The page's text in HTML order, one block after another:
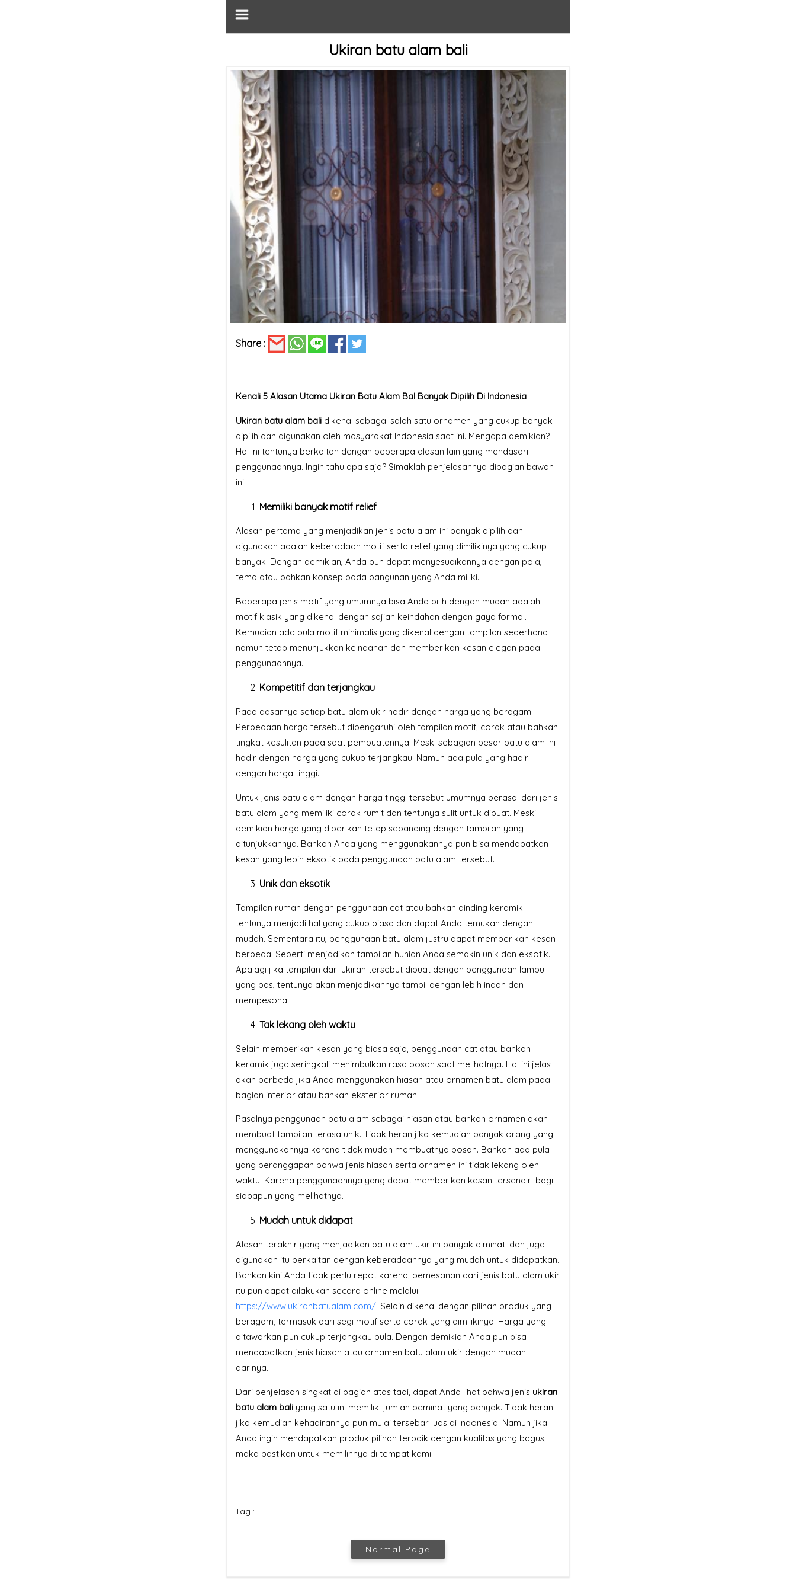
Ukiran batu alam bali
Share :
Kenali 5 Alasan Utama Ukiran Batu Alam Bal Banyak Dipilih Di Indonesia
Ukiran batu alam bali dikenal sebagai salah satu ornamen yang cukup banyak
dipilih dan digunakan oleh masyarakat Indonesia saat ini. Mengapa demikian?
Hal ini tentunya berkaitan dengan beberapa alasan lain yang mendasari
penggunaannya. Ingin tahu apa saja? Simaklah penjelasannya dibagian bawah
ini.
Memiliki banyak motif relief
Alasan pertama yang menjadikan jenis batu alam ini banyak dipilih dan
digunakan adalah keberadaan motif serta relief yang dimilikinya yang cukup
banyak. Dengan demikian, Anda pun dapat menyesuaikannya dengan pola,
tema atau bahkan konsep pada bangunan yang Anda miliki.
Beberapa jenis motif yang umumnya bisa Anda pilih dengan mudah adalah
motif klasik yang dikenal dengan sajian keindahan dengan gaya formal.
Kemudian ada pula motif minimalis yang dikenal dengan tampilan sederhana
namun tetap menunjukkan keindahan dan memberikan kesan elegan pada
penggunaannya.
Kompetitif dan terjangkau
Pada dasarnya setiap batu alam ukir hadir dengan harga yang beragam.
Perbedaan harga tersebut dipengaruhi oleh tampilan motif, corak atau bahkan
tingkat kesulitan pada saat pembuatannya. Meski sebagian besar batu alam ini
hadir dengan harga yang cukup terjangkau. Namun ada pula yang hadir
dengan harga tinggi.
Untuk jenis batu alam dengan harga tinggi tersebut umumnya berasal dari jenis
batu alam yang memiliki corak rumit dan tentunya sulit untuk dibuat. Meski
demikian harga yang diberikan tetap sebanding dengan tampilan yang
ditunjukkannya. Bahkan Anda yang menggunakannya pun bisa mendapatkan
kesan yang lebih eksotik pada penggunaan batu alam tersebut.
Unik dan eksotik
Tampilan rumah dengan penggunaan cat atau bahkan dinding keramik
tentunya menjadi hal yang cukup biasa dan dapat Anda temukan dengan
mudah. Sementara itu, penggunaan batu alam justru dapat memberikan kesan
berbeda. Seperti menjadikan tampilan hunian Anda semakin unik dan eksotik.
Apalagi jika tampilan dari ukiran tersebut dibuat dengan penggunaan lampu
yang pas, tentunya akan menjadikannya tampil dengan lebih indah dan
mempesona.
Tak lekang oleh waktu
Selain memberikan kesan yang biasa saja, penggunaan cat atau bahkan
keramik juga seringkali menimbulkan rasa bosan saat melihatnya. Hal ini jelas
akan berbeda jika Anda menggunakan hiasan atau ornamen batu alam pada
bagian interior atau bahkan eksterior rumah.
Pasalnya penggunaan batu alam sebagai hiasan atau bahkan ornamen akan
membuat tampilan terasa unik. Tidak heran jika kemudian banyak orang yang
menggunakannya karena tidak mudah membuatnya bosan. Bahkan ada pula
yang beranggapan bahwa jenis hiasan serta ornamen ini tidak lekang oleh
waktu. Karena penggunaannya yang dapat memberikan kesan tersendiri bagi
siapapun yang melihatnya.
Mudah untuk didapat
Alasan terakhir yang menjadikan batu alam ukir ini banyak diminati dan juga
digunakan itu berkaitan dengan keberadaannya yang mudah untuk didapatkan.
Bahkan kini Anda tidak perlu repot karena, pemesanan dari jenis batu alam ukir
itu pun dapat dilakukan secara online melalui
https://www.ukiranbatualam.com/. Selain dikenal dengan pilihan produk yang
beragam, termasuk dari segi motif serta corak yang dimilikinya. Harga yang
ditawarkan pun cukup terjangkau pula. Dengan demikian Anda pun bisa
mendapatkan jenis hiasan atau ornamen batu alam ukir dengan mudah
darinya.
Dari penjelasan singkat di bagian atas tadi, dapat Anda lihat bahwa jenis ukiran
batu alam bali yang satu ini memiliki jumlah peminat yang banyak. Tidak heran
jika kemudian kehadirannya pun mulai tersebar luas di Indonesia. Namun jika
Anda ingin mendapatkan produk pilihan terbaik dengan kualitas yang bagus,
maka pastikan untuk memilihnya di tempat kami!
Tag :
Normal Page